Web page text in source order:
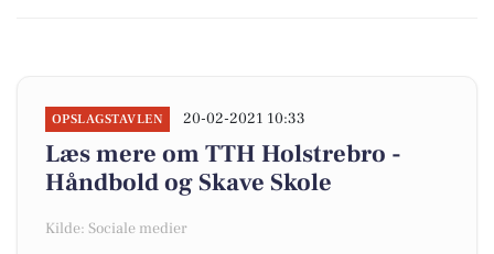
OPSLAGSTAVLEN 20-02-2021 10:33
Læs mere om TTH Holstrebro -
Håndbold og Skave Skole
Kilde: Sociale medier